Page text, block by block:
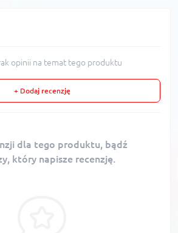
opinii na temat tego produktu
+ Dodaj recenzję
dla tego produktu, bądź
który napisze recenzję.